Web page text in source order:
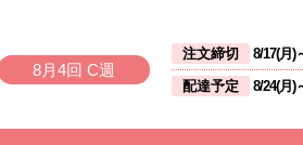
8月4回 C週
注文締切 8/17(月)
配達予定
8/24(月)